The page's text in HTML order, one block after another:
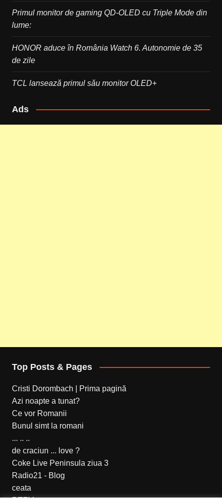
Primul monitor de gaming QD-OLED cu Triple Mode din
lume:
HONOR aduce în România Watch 6. Autonomie de 35
de zile
TCL lansează primul său monitor OLED+
Ads
Top Posts & Pages
Cristi Dorombach | Prima pagină
Azi noapte a tunat?
Ce vor Romanii
Bunul simt la romani
... .. ..
de craciun ... love ?
Coke Live Peninsula ziua 3
Radio21 - Blog
ceata
RTFM